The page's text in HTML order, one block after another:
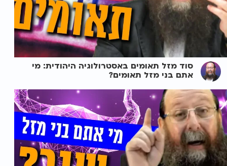
סוד מזל תאומים באסטרולוגיה היהודית: מי
אתם בני מזל תאומים?